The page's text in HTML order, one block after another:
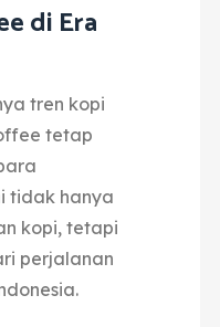
di Era
tren kopi
tetap
tidak hanya
kopi, tetapi
perjalanan